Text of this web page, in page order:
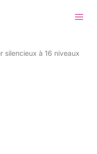
silencieux à 16 niveaux